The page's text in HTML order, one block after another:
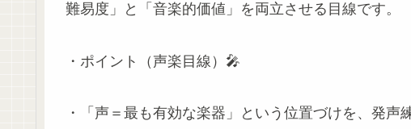
難易度」と「音楽的価値」を両立させる目線です。
・ポイント（声楽目線）🎤
・「声＝最も有効な楽器」という位置づけを、発